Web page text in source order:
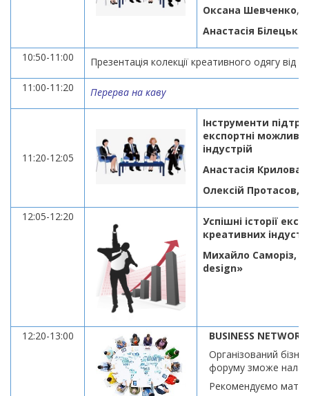
Оксана Шевченко,
Анастасія Білецька
10:50-11:00
Презентація колекції креативного одягу від
11:00-11:20
Перерва на каву
11:20-12:05
Інструменти
експортні
індустрій
Анастасія
Олексій Протасов,
12:05-12:20
Успішні історії
креативних
Михайло Саморіз,
design»
12:20-13:00
BUSINESS
Організований
форуму зможе
Рекомендуємо мати